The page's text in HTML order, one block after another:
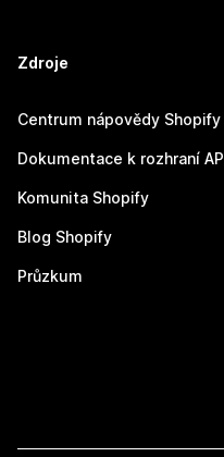
Zdroje
Centrum nápovědy Shopify
Dokumentace k rozhraní API
Komunita Shopify
Blog Shopify
Průzkum